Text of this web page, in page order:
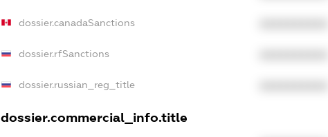
dossier.canadaSanctions
dossier.rfSanctions
dossier.russian_reg_title
dossier.commercial_info.title